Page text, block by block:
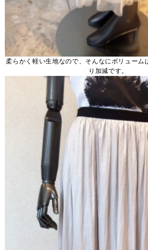
柔らかく軽い生地なので、そんなにボリューム
り加減です。